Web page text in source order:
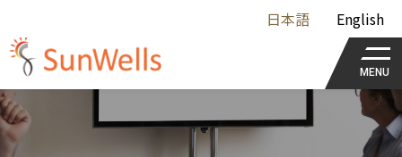
日本語 English
MENU